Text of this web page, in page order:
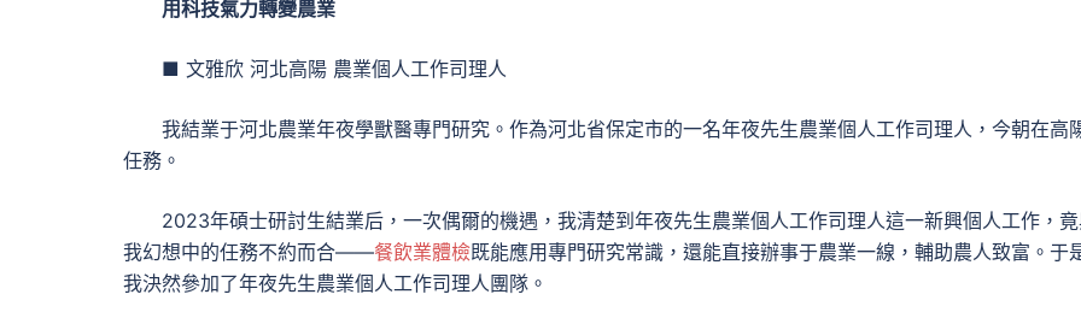
用科技氣力轉變農業
■ 文雅欣 河北高陽 農業個人工作司理人
我結業于河北農業年夜學獸醫專門研究。作為河北省保定市的一名年夜先生農業個人工作司理人，今朝在高
任務。
2023年碩士研討生結業后，一次偶爾的機遇，我清楚到年夜先生農業個人工作司理人這一新興個人工作，
我幻想中的任務不約而合——餐飲業體檢既能應用專門研究常識，還能直接辦事于農業一線，輔助農人致富。于
我決然參加了年夜先生農業個人工作司理人團隊。